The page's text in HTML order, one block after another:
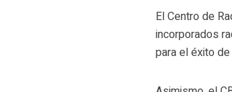
El Centro de
incorporados
para el éxito